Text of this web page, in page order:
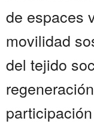
de espaces
movilidad
del tejido